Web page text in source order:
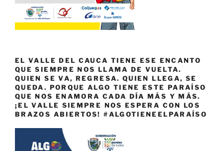
EL VALLE DEL CAUCA TIENE ESE ENCANTO
QUE SIEMPRE NOS LLAMA DE VUELTA.
QUIEN SE VA, REGRESA. QUIEN LLEGA, SE
QUEDA. PORQUE ALGO TIENE ESTE PARAÍSO
QUE NOS ENAMORA CADA DÍA MÁS Y MÁS.
¡EL VALLE SIEMPRE NOS ESPERA CON LOS
BRAZOS ABIERTOS! #ALGOTIENEELPARAÍSO